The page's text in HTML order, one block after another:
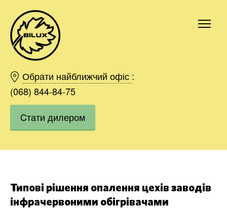
Обрати найближчий офіс :
(068) 844-84-75
Cтати дилером
Типові рішення опалення цехів заводів
інфрачервоними обігрівачами
Київ
Харків
Одесса
Дніпро
Івано-Франківськ
Область
Замовити